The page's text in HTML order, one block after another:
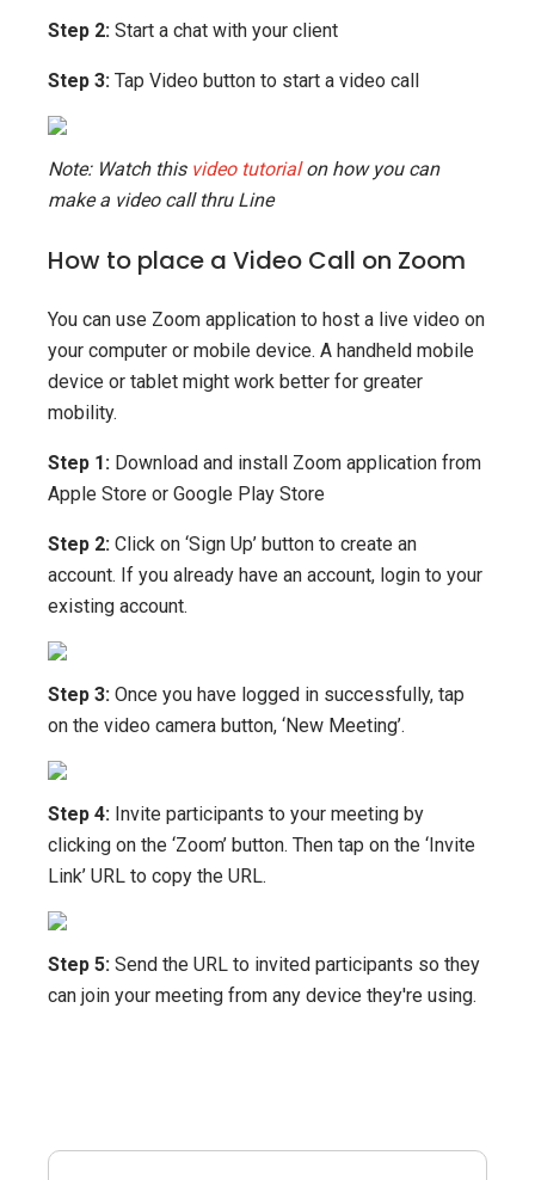
Step 2: Start a chat with your client
Step 3: Tap Video button to start a video call
Note: Watch this video tutorialon how you can
make a video call thru Line
How to place a Video Call on Zoom
You can use Zoom application to host a live video on
your computer or mobile device. A handheld mobile
device or tablet might work better for greater
mobility.
Step 1: Download and install Zoom application from
Apple Store or Google Play Store
Step 2: Click on ‘Sign Up’ button to create an
account. If you already have an account, login to your
existing account.
Step 3: Once you have logged in successfully, tap
on the video camera button, ‘New Meeting’.
Step 4: Invite participants to your meeting by
clicking on the ‘Zoom’ button. Then tap on the ‘Invite
Link’ URL to copy the URL.
Step 5: Send the URL to invited participants so they
can join your meeting from any device they're using.